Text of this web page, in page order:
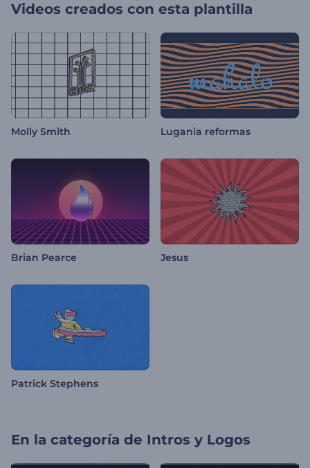
Videos creados con esta plantilla
Molly Smith Lugania reformas
Brian Pearce Jesus
Patrick Stephens
En la categoría de Intros y Logos